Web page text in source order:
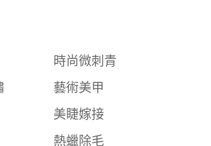
時尚微刺青
藝術美甲
美睫嫁接
熱蠟除毛